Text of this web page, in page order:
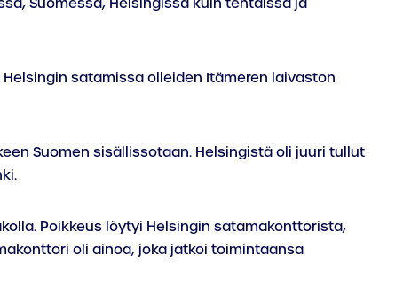
Suomessa, Helsingissä kuin tehtaissa ja
satamissa olleiden Itämeren laivaston
Suomen sisällissotaan. Helsingistä oli juuri tullut
Poikkeus löytyi Helsingin satamakonttorista,
oli ainoa, joka jatkoi toimintaansa